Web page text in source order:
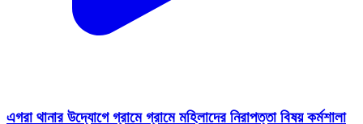
এগরা থানার উদ্যোগে গ্রামে গ্রামে মহিলাদের নিরাপত্তা বিষয় কর্মশালা